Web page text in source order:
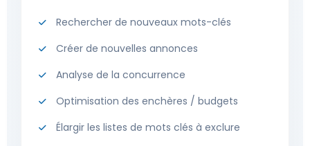
Rechercher de nouveaux mots-clés
Créer de nouvelles annonces
Analyse de la concurrence
Optimisation des enchères / budgets
Élargir les listes de mots clés à exclure